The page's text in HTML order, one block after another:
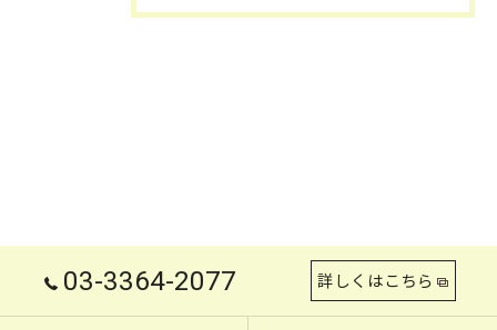
03-3364-2077 詳しくはこちら